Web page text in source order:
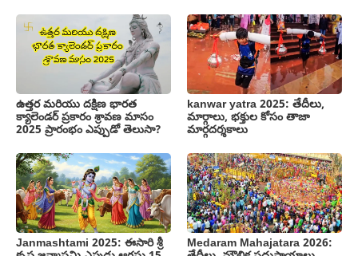
ఉత్తర మరియు దక్షిణ భారత
క్యాలెండర్‌ ప్రకారం శ్రావణ మాసం
2025 ప్రారంభం ఎప్పుడో తెలుసా?
kanwar yatra 2025: తేదీలు,
మార్గాలు, భక్తుల కోసం తాజా
మార్గదర్శకాలు
Janmashtami 2025: ఈసారి శ్రీ
Medaram Mahajatara 2026: